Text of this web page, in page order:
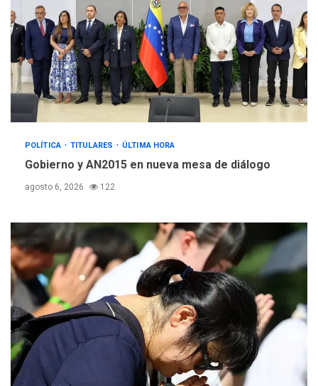
POLÍTICA TITULARES ÚLTIMA HORA
Gobierno y AN2015 en nueva mesa de diálogo
agosto 6, 2026 122